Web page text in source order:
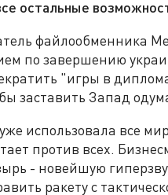
остальные
файлообменника
по завершению
"игры в
заставить Запад
использовала все
против всех.
- новейшую
ракету с